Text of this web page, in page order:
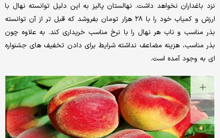
نزد باغداران نخواهد داشت. نهالستان پالیز به این دلیل توانسته نهال با
ارزش و کمیاب خود را با ۲۸ هزار تومان بفروشد که قبل تر از آن توانسته
بذر مناسب و ناب هر نهال را با نرخ مناسب خریداری کند. به علاوه چون
بذر مناسب، هزینه مضاعف نداشته شرایط برای دادن تخفیف های جشنواره
ای به وجود آمده است.